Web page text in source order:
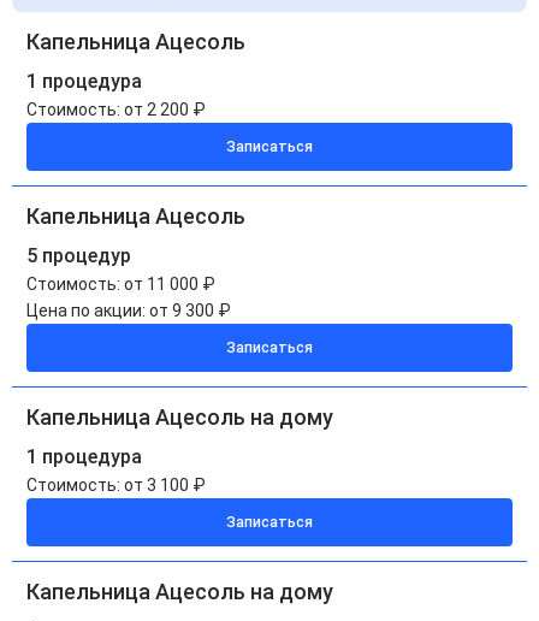
Капельница Ацесоль
1 процедура
Стоимость: от 2 200 ₽
Записаться
Капельница Ацесоль
5 процедур
Стоимость: от 11 000 ₽
Цена по акции: от 9 300 ₽
Записаться
Капельница Ацесоль на дому
1 процедура
Стоимость: от 3 100 ₽
Записаться
Капельница Ацесоль на дому